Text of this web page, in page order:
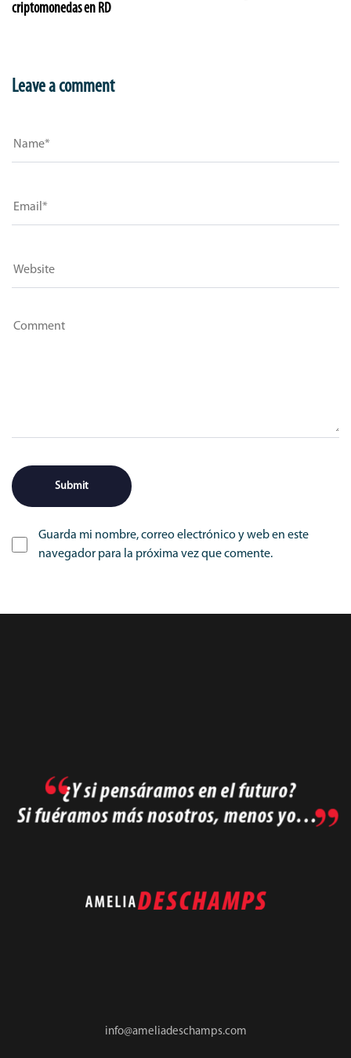
criptomonedas en RD
Leave a comment
Guarda mi nombre, correo electrónico y web en este
navegador para la próxima vez que comente.
info@ameliadeschamps.com